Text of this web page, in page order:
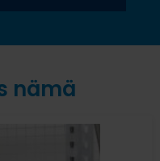
nämä